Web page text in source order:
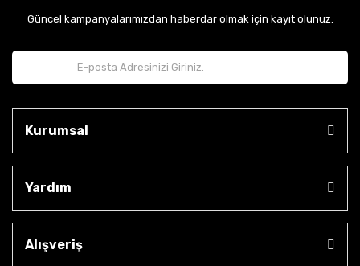
Güncel kampanyalarımızdan haberdar olmak için kayıt olunuz.
Kurumsal
Yardım
Alışveriş